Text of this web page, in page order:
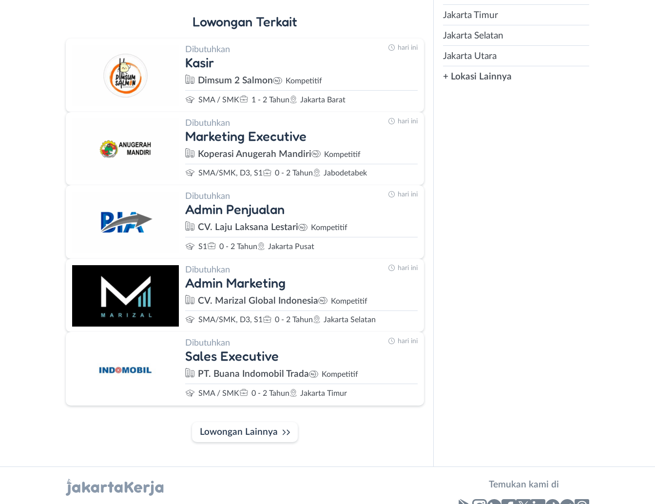
Lowongan Terkait
Dibutuhkan
Kasir
Dimsum 2 Salmon Kompetitif
SMA / SMK 1 - 2 Tahun Jakarta Barat
hari ini
Dibutuhkan
Marketing Executive
Koperasi Anugerah Mandiri Kompetitif
SMA/SMK, D3, S1 0 - 2 Tahun Jabodetabek
hari ini
Dibutuhkan
Admin Penjualan
CV. Laju Laksana Lestari Kompetitif
S1 0 - 2 Tahun Jakarta Pusat
hari ini
Dibutuhkan
Admin Marketing
CV. Marizal Global Indonesia Kompetitif
SMA/SMK, D3, S1 0 - 2 Tahun Jakarta Selatan
hari ini
Dibutuhkan
Sales Executive
PT. Buana Indomobil Trada Kompetitif
SMA / SMK 0 - 2 Tahun Jakarta Timur
hari ini
Lowongan Lainnya
Jakarta Timur
Jakarta Selatan
Jakarta Utara
+ Lokasi Lainnya
Temukan kami di